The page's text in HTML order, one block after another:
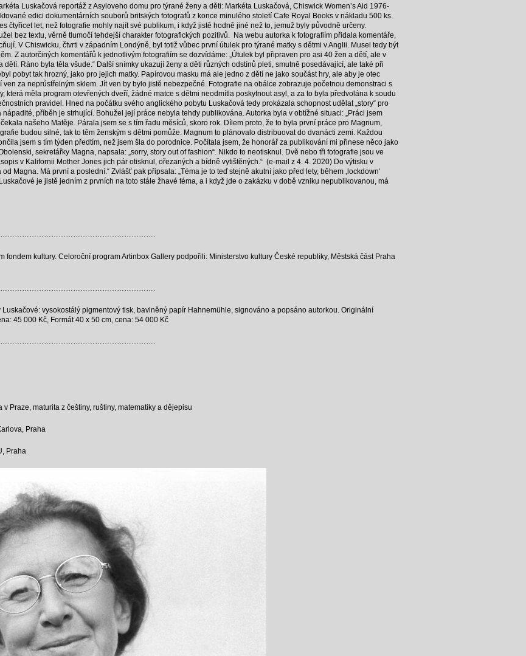
Luskačová reportáž z Asyloveho domu pro týrané ženy a děti: Markéta Luskačová, Chiswick Women’s Aid 1976-
edici dokumentárních souborů britských fotografů z konce minulého století Cafe Royal Books v nákladu 500 ks.
čtyřicet let, než fotografie mohly najít své publikum, i když jistě hodně jiné než to, jemuž byly původně určeny.
bez textu, věrně tlumočí tehdejší charakter fotografických pozitivů. Na webu autorka k fotografiím přidala komentáře,
V Chiswicku, čtvrti v západním Londýně, byl totiž vůbec první útulek pro týrané matky s dětmi v Anglii. Musel tedy být
Z autorčiných komentářů k jednotlivým fotografiím se dozvídáme: „Útulek byl připraven pro asi 40 žen a dětí, ale v
Ráno byla těla všude.“ Další snímky ukazují ženy a děti různých odstínů pleti, smutně posedávající, ale také při
pobyt tak hrozný, jako pro jejich matky. Papírovou masku má ale jedno z dětí ne jako součást hry, ale aby je otec
za neprůstřelným sklem. Jít ven by bylo jistě nebezpečné. Fotografie na obálce zobrazuje početnou demonstraci s
která měla program otevřených dveří, žádné matce s dětmi neodmítla poskytnout asyl, a za to byla předvolána k soudu
pravidel. Hned na počátku svého anglického pobytu Luskačová tedy prokázala schopnost udělat „story“ pro
příběh je strhující. Bohužel její práce nebyla tehdy publikována. Autorka byla v obtížné situaci: „Práci jsem
našeho Matěje. Párala jsem se s tím řadu měsíců, skoro rok. Dílem proto, že to byla první práce pro Magnum,
budou silné, tak to těm ženským s dětmi pomůže. Magnum to plánovalo distribuovat do dvanácti zemi. Každou
jsem s tím týden předtím, než jsem šla do porodnice. Počítala jsem, že honorář za publikování mi přinese něco jako
sekretářky Magna, napsala: „sorry, story out of fashion“. Nikdo to neotisknul. Dvě nebo tři fotografie jsou ve
v Kalifornii Mother Jones jich pár otisknul, ořezaných a bídně vytištěných.“ (e-mail z 4. 4. 2020) Do výtisku v
Magna. Má první a poslední.“ Zvlášť pak připsala: „Téma je to teď stejně akutní jako před lety, během ‚lockdown‘
je jistě jedním z prvních na toto stále žhavé téma, a i když jde o zakázku v době vzniku nepublikovanou, má
fondem kultury. Celoroční program Artinbox Gallery podpořili: Ministerstvo kultury České republiky, Městská část Praha
vysokostálý pigmentový tisk, bavlněný papír Hahnemühle, signováno a popsáno autorkou. Originální
45 000 Kč, Formát 40 x 50 cm, cena: 54 000 Kč
Praze, maturita z češtiny, ruštiny, matematiky a dějepisu
Praha
Praha